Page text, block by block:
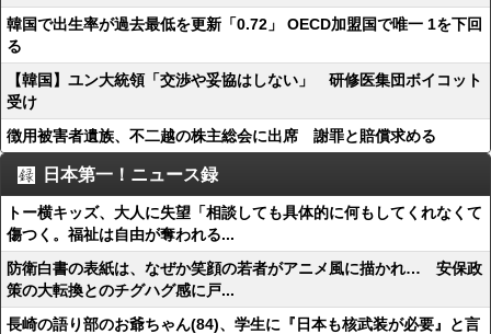
韓国で出生率が過去最低を更新「0.72」 OECD加盟国で唯一 1を下回
る
【韓国】ユン大統領「交渉や妥協はしない」 研修医集団ボイコット
受け
徴用被害者遺族、不二越の株主総会に出席 謝罪と賠償求める
日本第一！ニュース録
トー横キッズ、大人に失望「相談しても具体的に何もしてくれなくて
傷つく。福祉は自由が奪われる...
防衛白書の表紙は、なぜか笑顔の若者がアニメ風に描かれ… 安保政
策の大転換とのチグハグ感に戸...
長崎の語り部のお爺ちゃん(84)、学生に『日本も核武装が必要』と言